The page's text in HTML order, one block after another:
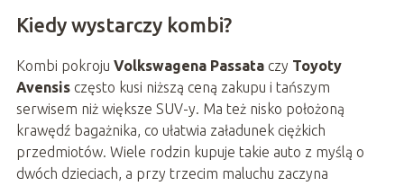
Kiedy wystarczy kombi?
Kombi pokroju Volkswagena Passataczy Toyoty
Avensisczęsto kusi niższą ceną zakupu i tańszym
serwisem niż większe SUV-y. Ma też nisko położoną
krawędź bagażnika, co ułatwia załadunek ciężkich
przedmiotów. Wiele rodzin kupuje takie auto z myślą o
dwóch dzieciach, a przy trzecim maluchu zaczyna